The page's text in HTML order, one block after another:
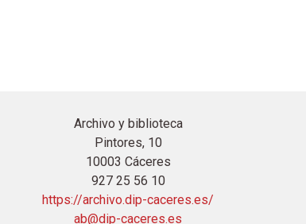
Archivo y biblioteca
Pintores, 10
10003 Cáceres
927 25 56 10
https://archivo.dip-caceres.es/
ab@dip-caceres.es